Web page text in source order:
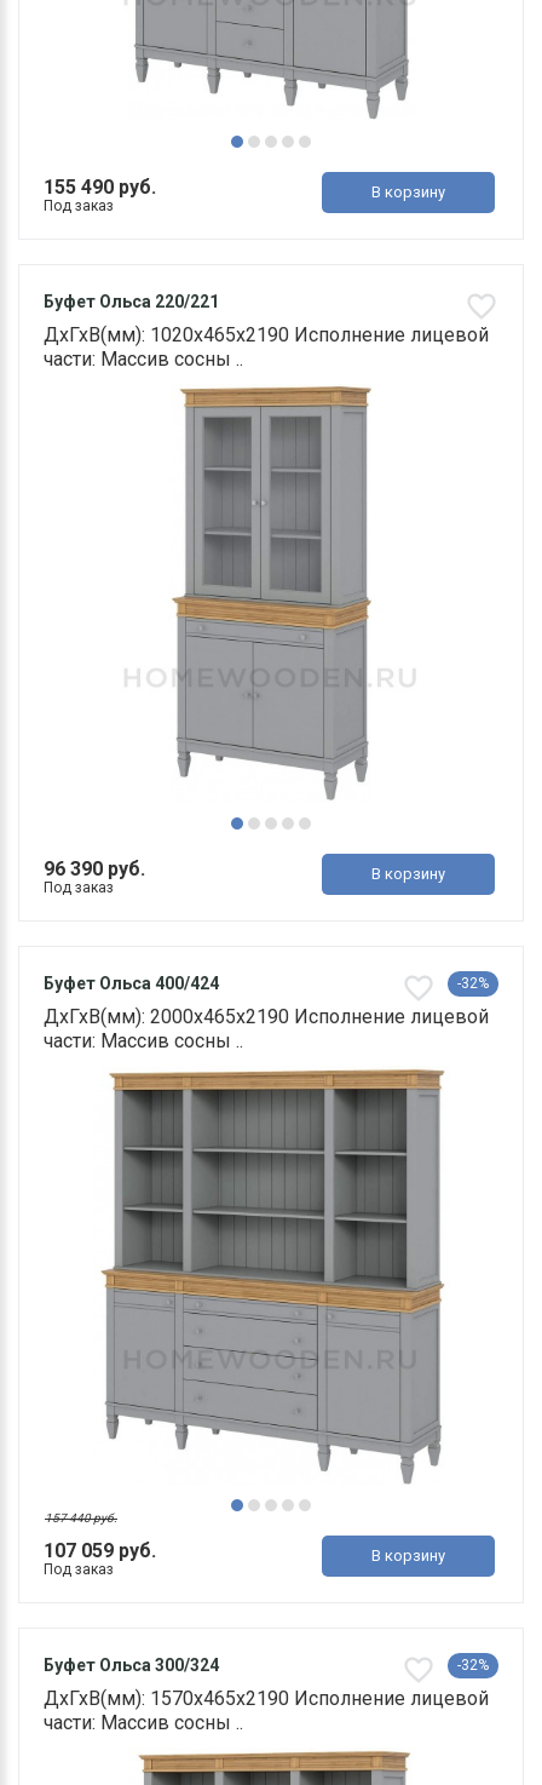
155 490 руб.
Под заказ
В корзину
Буфет Ольса 220/221
ДхГхВ(мм): 1020х465х2190 Исполнение лицевой
части: Массив сосны ..
96 390 руб.
Под заказ
В корзину
Буфет Ольса 400/424 -32%
ДхГхВ(мм): 2000х465х2190 Исполнение лицевой
части: Массив сосны ..
107 059 руб.
157 440 руб.
Под заказ
В корзину
Буфет Ольса 300/324 -32%
ДхГхВ(мм): 1570х465х2190 Исполнение лицевой
части: Массив сосны ..